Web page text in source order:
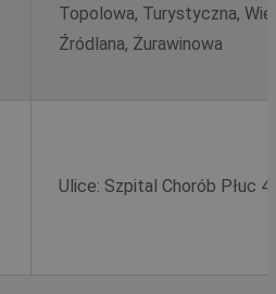
Topolowa, Turystyczna,
Źródlana, Żurawinowa
Ulice: Szpital Chorób Płuc